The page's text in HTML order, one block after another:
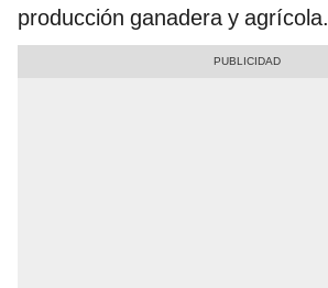
producción ganadera y agrícola.